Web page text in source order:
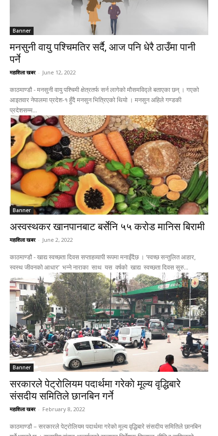
Banner
मनसुनी वायु पश्चिमतिर सर्दै, आज पनि धेरै ठाउँमा पानी
पर्ने
महाशिला खबर - June 12, 2022
काठमाण्डाै - मनसुनी वायु पश्चिमी क्षेत्रतर्फ सर्न लागेको मौसमविद्ले बताएका छन् । गएको
आइतवार नेपालमा प्रदेश-१ हुँदै मनसुन भित्रिएको थियो । मनसुन अहिले गण्डकी
प्रदेशसम्म...
Banner
अस्वस्थकर खानपानबाट बर्सेनि ५५ करोड मानिस बिरामी
महाशिला खबर - June 2, 2022
काठमाण्डाै - खाद्य स्वच्छता दिवस सप्ताहव्यापी रूपमा मनाइँदैछ । ‘स्वच्छ सन्तुलित आहार,
स्वस्थ जीवनको आधार’ भन्ने नाराका साथ यस वर्षको खाद्य स्वच्छता दिवस सुरु...
Banner
सरकारले पेट्राेलियम पदार्थमा गरेकाे मूल्य वृद्धिबारे
संसदीय समितिले छानबिन गर्ने
महाशिला खबर - February 8, 2022
काठमाण्डाै – सरकारले पेट्रोलियम पदार्थमा गरेको मूल्य वृद्धिबारे संसदीय समितिले छानबिन